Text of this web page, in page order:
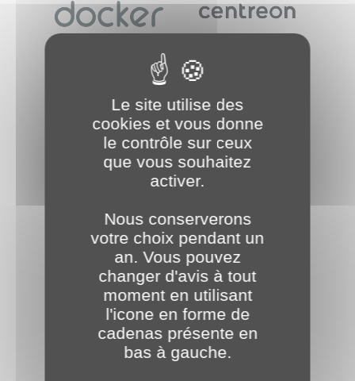
Une sécurisation accrue de vos
publications
contenus statiques via un réseau de
distribution de contenus (CDN)
applicatif (WAF)
Le site utilise des
cookies et vous donne
le contrôle sur ceux
que vous souhaitez
activer.
Nous conserverons
votre choix pendant un
an. Vous pouvez
changer d'avis à tout
moment en utilisant
l'icone en forme de
cadenas présente en
bas à gauche.